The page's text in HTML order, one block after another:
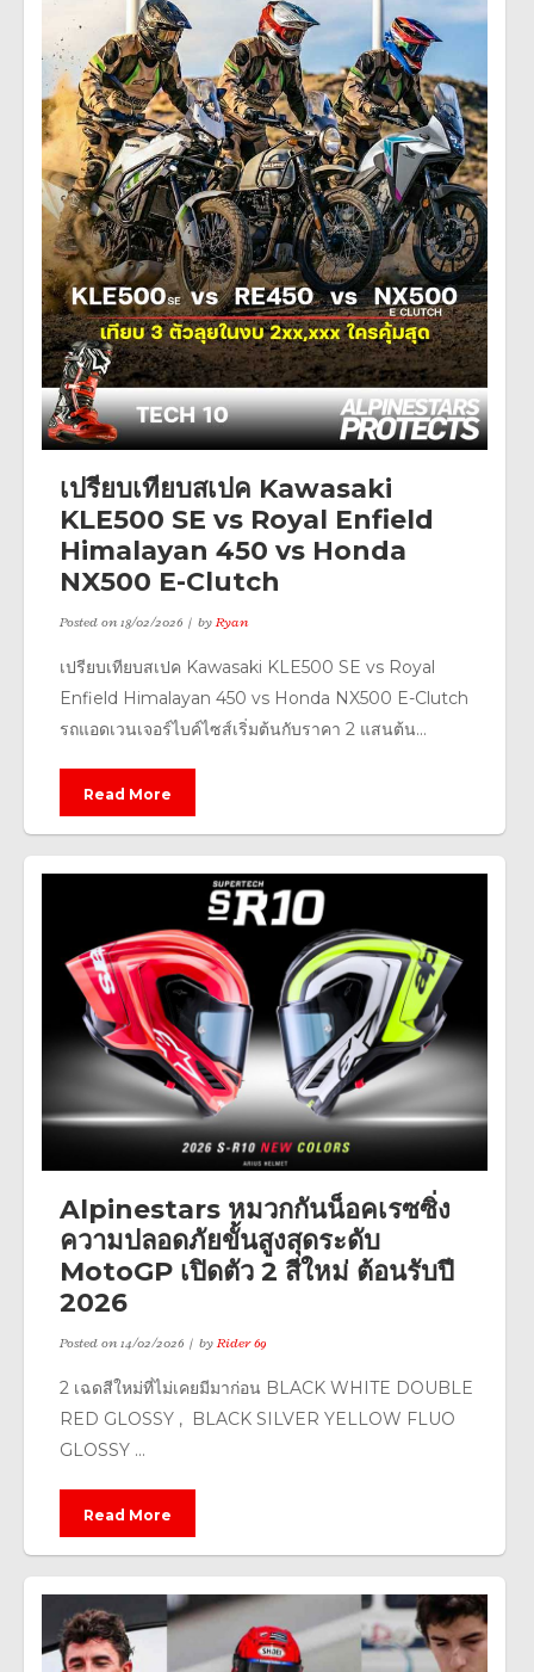
เปรียบเทียบสเปค Kawasaki
KLE500 SE vs Royal Enfield
Himalayan 450 vs Honda
NX500 E-Clutch
Posted on18/02/2026 byRyan
เปรียบเทียบสเปค Kawasaki KLE500 SE vs Royal
Enfield Himalayan 450 vs Honda NX500 E-Clutch
รถแอดเวนเจอร์ไบค์ไซส์เริ่มต้นกับราคา 2 แสนต้น...
Read More
Alpinestars หมวกกันน็อคเรซซิ่ง
ความปลอดภัยขั้นสูงสุดระดับ
MotoGP เปิดตัว 2 สีใหม่ ต้อนรับปี
2026
Posted on14/02/2026 byRider 69
2 เฉดสีใหม่ที่ไม่เคยมีมาก่อน BLACK WHITE DOUBLE
RED GLOSSY , BLACK SILVER YELLOW FLUO
GLOSSY ...
Read More